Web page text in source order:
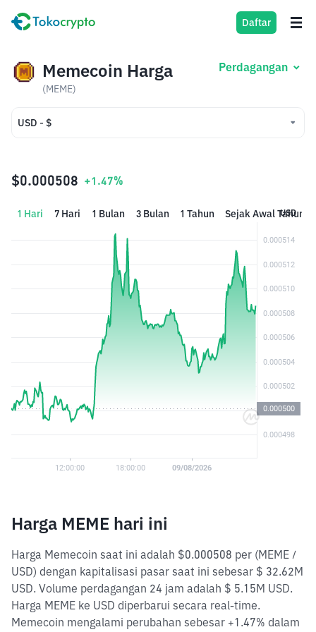
Daftar
Memecoin Harga
(MEME)
Perdagangan
USD - $
IDR - Rp
$0.000508 +1.47%
1 Hari 7 Hari 1 Bulan 3 Bulan 1 Tahun Sejak Awal Tahun
USD
Harga MEME hari ini
Harga Memecoin saat ini adalah $0.000508 per (MEME /
USD) dengan kapitalisasi pasar saat ini sebesar $ 32.62M
USD. Volume perdagangan 24 jam adalah $ 5.15M USD.
Harga MEME ke USD diperbarui secara real-time.
Memecoin mengalami perubahan sebesar +1.47% dalam